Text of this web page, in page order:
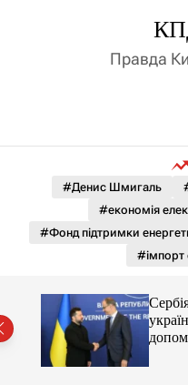
д
Правда
#Денис Шмигаль
#економія
#Фонд підтримки
#імпорт